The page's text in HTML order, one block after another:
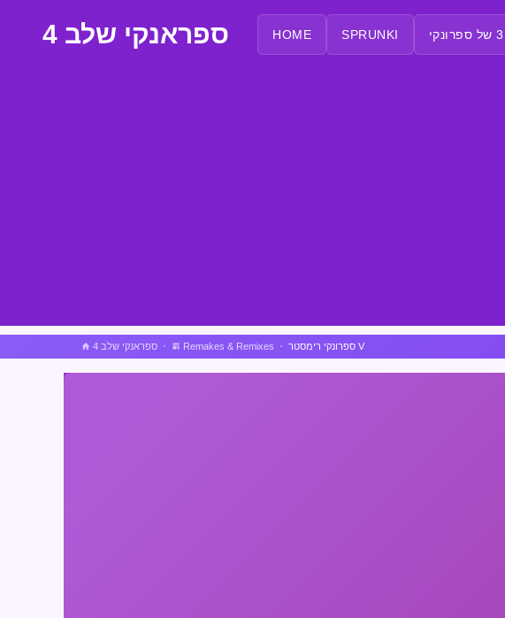
ספראנקי שלב 4 HOME SPRUNKI
ספראנקי שלב 4 Remakes & Remixes ספרונקי רימסטר V